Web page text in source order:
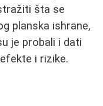
šta se
planska ishrane,
je probali i dati
i rizike.